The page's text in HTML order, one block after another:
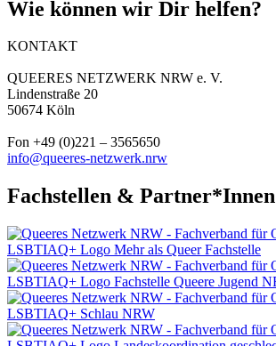
Wie können wir Dir helfen?
KONTAKT
QUEERES NETZWERK NRW e. V.
Lindenstraße 20
50674 Köln
Fon +49 (0)221 – 3565650
info@queeres-netzwerk.nrw
Fachstellen & Partner*Innen